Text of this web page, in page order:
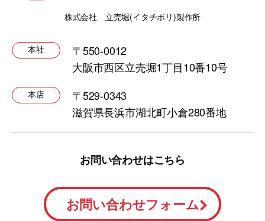
株式会社 立売堀(イタチボリ)製作所
本社
〒550-0012
大阪市西区立売堀1丁目10番10号
本店
〒529-0343
滋賀県長浜市湖北町小倉280番地
お問い合わせはこちら
お問い合わせフォーム